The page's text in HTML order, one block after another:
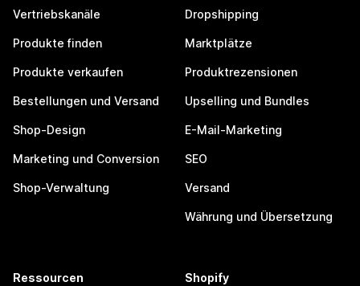
Vertriebskanäle
Produkte finden
Produkte verkaufen
Bestellungen und Versand
Shop-Design
Marketing und Conversion
Shop-Verwaltung
Dropshipping
Marktplätze
Produktrezensionen
Upselling und Bundles
E-Mail-Marketing
SEO
Versand
Währung und Übersetzung
Ressourcen Shopify